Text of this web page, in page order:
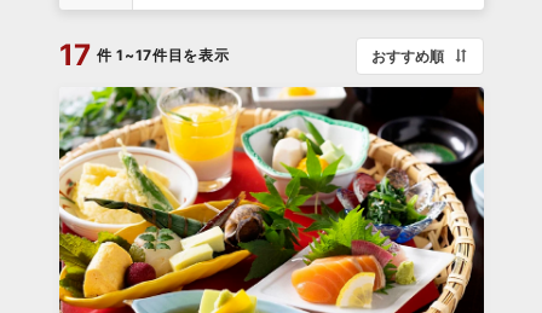
17 件 1~17件目を表示 おすすめ順